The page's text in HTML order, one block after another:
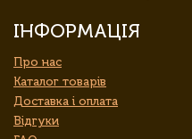
ІНФОРМАЦІЯ
Про нас
Каталог товарів
Доставка і оплата
Відгуки